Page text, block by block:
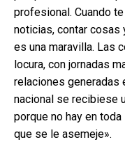
profesional. Cuando te
noticias, contar cosas
es una maravilla. Las
locura, con jornadas
relaciones generadas
nacional se recibiese
porque no hay en
que se le asemeje».